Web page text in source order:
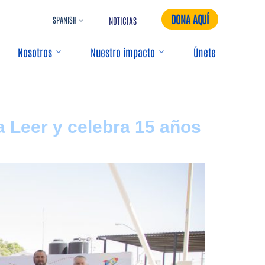
NOTICIAS DONA AQUÍ
Nosotros Nuestro impacto Únete
Leer y celebra 15 años